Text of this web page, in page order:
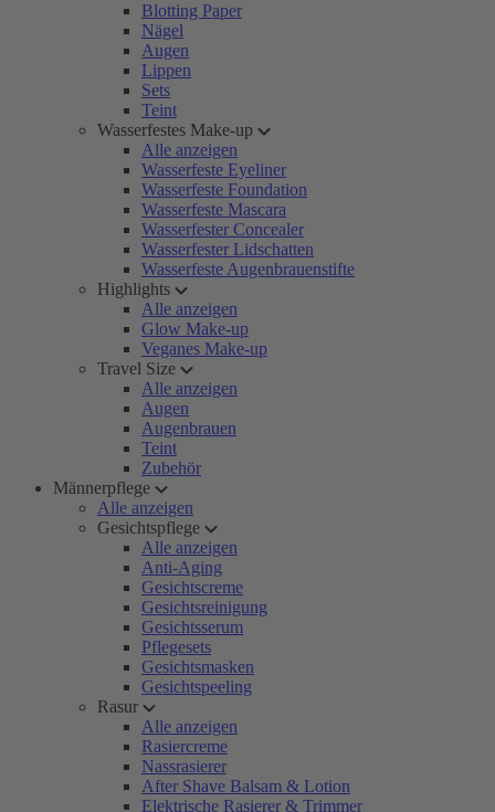
Blotting Paper
Nägel
Augen
Lippen
Sets
Teint
Wasserfestes Make-up
Alle anzeigen
Wasserfeste Eyeliner
Wasserfeste Foundation
Wasserfeste Mascara
Wasserfester Concealer
Wasserfester Lidschatten
Wasserfeste Augenbrauenstifte
Highlights
Alle anzeigen
Glow Make-up
Veganes Make-up
Travel Size
Alle anzeigen
Augen
Augenbrauen
Teint
Zubehör
Männerpflege
Alle anzeigen
Gesichtspflege
Alle anzeigen
Anti-Aging
Gesichtscreme
Gesichtsreinigung
Gesichtsserum
Pflegesets
Gesichtsmasken
Gesichtspeeling
Rasur
Alle anzeigen
Rasiercreme
Nassrasierer
After Shave Balsam & Lotion
Elektrische Rasierer & Trimmer